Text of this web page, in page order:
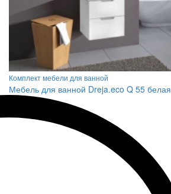
Комплект мебели для ванной
Мебель для ванной Dreja.eco Q 55 белая